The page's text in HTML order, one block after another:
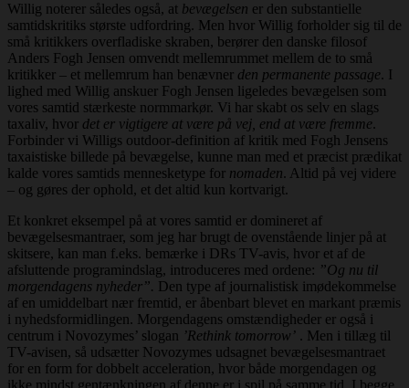
Willig noterer således også, at bevægelsen er den substantielle
samtidskritiks største udfordring. Men hvor Willig forholder sig til de
små kritikkers overfladiske skraben, berører den danske filosof
Anders Fogh Jensen omvendt mellemrummet mellem de to små
kritikker – et mellemrum han benævner den permanente passage. I
lighed med Willig anskuer Fogh Jensen ligeledes bevægelsen som
vores samtid stærkeste normmarkør. Vi har skabt os selv en slags
taxaliv, hvor det er vigtigere at være på vej, end at være fremme.
Forbinder vi Willigs outdoor-definition af kritik med Fogh Jensens
taxaistiske billede på bevægelse, kunne man med et præcist prædikat
kalde vores samtids mennesketype for nomaden. Altid på vej videre
– og gøres der ophold, et det altid kun kortvarigt.
Et konkret eksempel på at vores samtid er domineret af
bevægelsesmantraer, som jeg har brugt de ovenstående linjer på at
skitsere, kan man f.eks. bemærke i DRs TV-avis, hvor et af de
afsluttende programindslag, introduceres med ordene: ”Og nu til
morgendagens nyheder”. Den type af journalistisk imødekommelse
af en umiddelbart nær fremtid, er åbenbart blevet en markant præmis
i nyhedsformidlingen. Morgendagens omstændigheder er også i
centrum i Novozymes’ slogan ’Rethink tomorrow’ . Men i tillæg til
TV-avisen, så udsætter Novozymes udsagnet bevægelsesmantraet
for en form for dobbelt acceleration, hvor både morgendagen og
ikke mindst gentænkningen af denne er i spil på samme tid. I begge